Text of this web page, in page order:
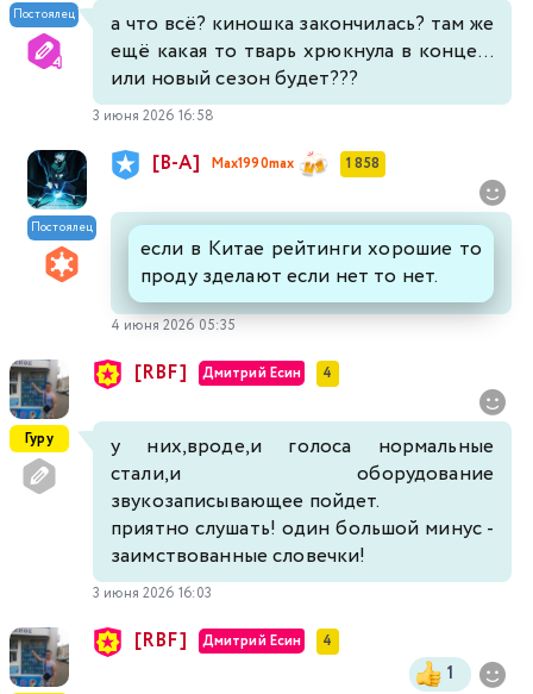
Постоялец
а что всё? киношка закончилась? там же
ещё какая то тварь хрюкнула в конце...
или новый сезон будет???
3 июня 2026 16:58
Постоялец
[В-А] Max1990max 1 858
если в Китае рейтинги хорошие то
проду зделают если нет то нет.
4 июня 2026 05:35
Гуру
[RBF] Дмитрий Есин 4
у них,вроде,и голоса нормальные
стали,и оборудование
звукозаписывающее пойдет.
приятно слушать! один большой минус -
заимствованные словечки!
3 июня 2026 16:03
[RBF] Дмитрий Есин 4
1